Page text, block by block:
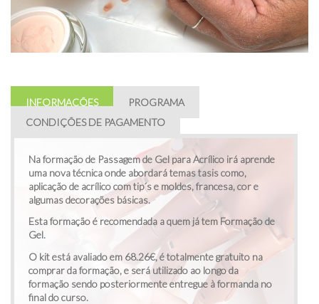
INFORMAÇÕES
PROGRAMA
CONDIÇÕES DE PAGAMENTO
Na formação de Passagem de Gel para Acrílico irá aprende
uma nova técnica onde abordará temas tasis como,
aplicação de acrílico com tip´s e moldes, francesa, cor e
algumas decorações básicas.
Esta formação é recomendada a quem já tem Formação de
Gel.
O kit está avaliado em 68.26€, é totalmente gratuito na
comprar da formação, e será utilizado ao longo da
formação sendo posteriormente entregue à formanda no
final do curso.